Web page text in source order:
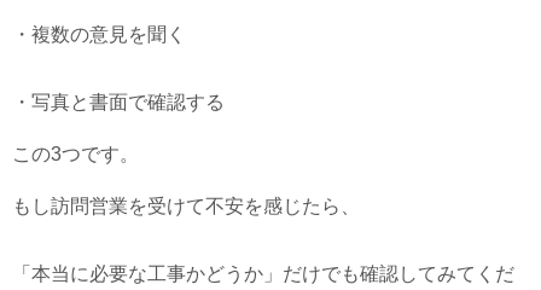
・複数の意見を聞く
・写真と書面で確認する
この3つです。
もし訪問営業を受けて不安を感じたら、
「本当に必要な工事かどうか」だけでも確認してみてくだ